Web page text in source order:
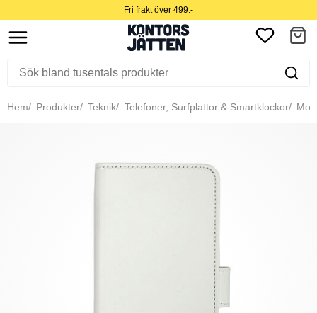
Fri frakt över 499:-
Hem Produkter Teknik Telefoner, Surfplattor & Smartklockor